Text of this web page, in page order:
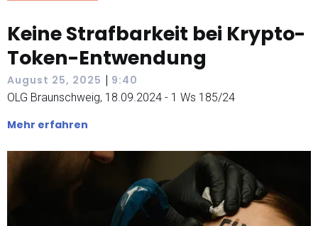
Keine Strafbarkeit bei Krypto-
Token-Entwendung
August 25, 2025 | 9:40
OLG Braunschweig, 18.09.2024 - 1 Ws 185/24
Mehr erfahren